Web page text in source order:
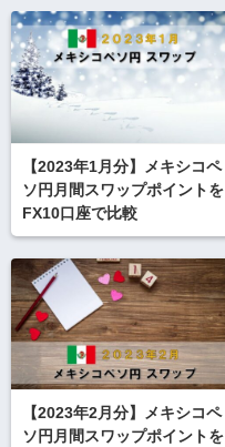
【2023年1月分】メキシコペ
ソ円月間スワップポイントを
FX10口座で比較
【2023年2月分】メキシコペ
ソ円月間スワップポイントを